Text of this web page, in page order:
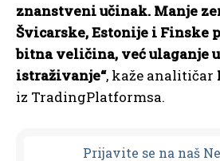
znanstveni učinak. Manje
Švicarske, Estonije i Finske
bitna veličina, već ulaganje
istraživanje“, kaže analitičar
iz TradingPlatformsa.
Prijavite se na naš